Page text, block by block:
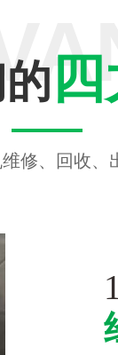
修、回收、